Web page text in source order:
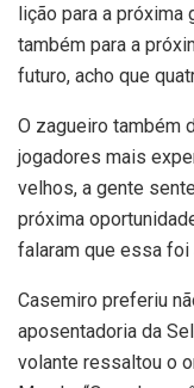
lição para a próxima
também para a
futuro, acho que
O zagueiro também
jogadores mais
velhos, a gente
próxima
falaram que essa foi
Casemiro preferiu
aposentadoria da
volante ressaltou o